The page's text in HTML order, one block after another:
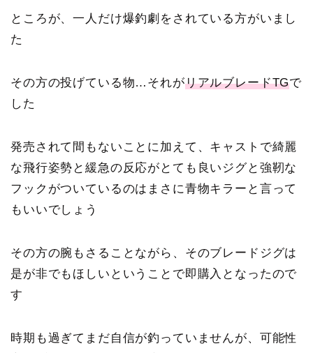
ところが、一人だけ爆釣劇をされている方がいまし
た
その方の投げている物…それがリアルブレードTGで
した
発売されて間もないことに加えて、キャストで綺麗
な飛行姿勢と緩急の反応がとても良いジグと強靭な
フックがついているのはまさに青物キラーと言って
もいいでしょう
その方の腕もさることながら、そのブレードジグは
是が非でもほしいということで即購入となったので
す
時期も過ぎてまだ自信が釣っていませんが、可能性